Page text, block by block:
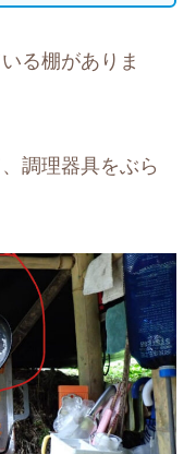
る棚がありま
調理器具をぶら